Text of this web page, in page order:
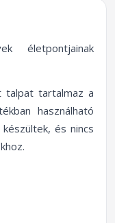
talpat tartalmaz a
használható
és nincs